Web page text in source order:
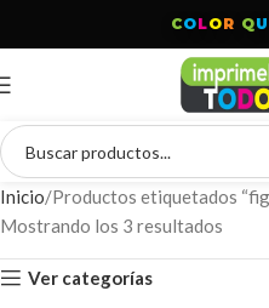
COLOR QU
Inicio Productos etiquetados
Mostrando los 3 resultados
Ver categorías